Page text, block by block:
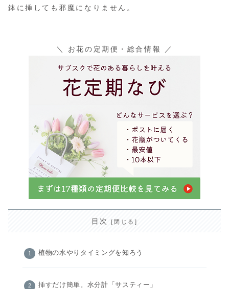
鉢に挿しても邪魔になりません。
＼ お花の定期便・総合情報 ／
目次
植物の水やりタイミングを知ろう
挿すだけ簡単。水分計「サスティー」